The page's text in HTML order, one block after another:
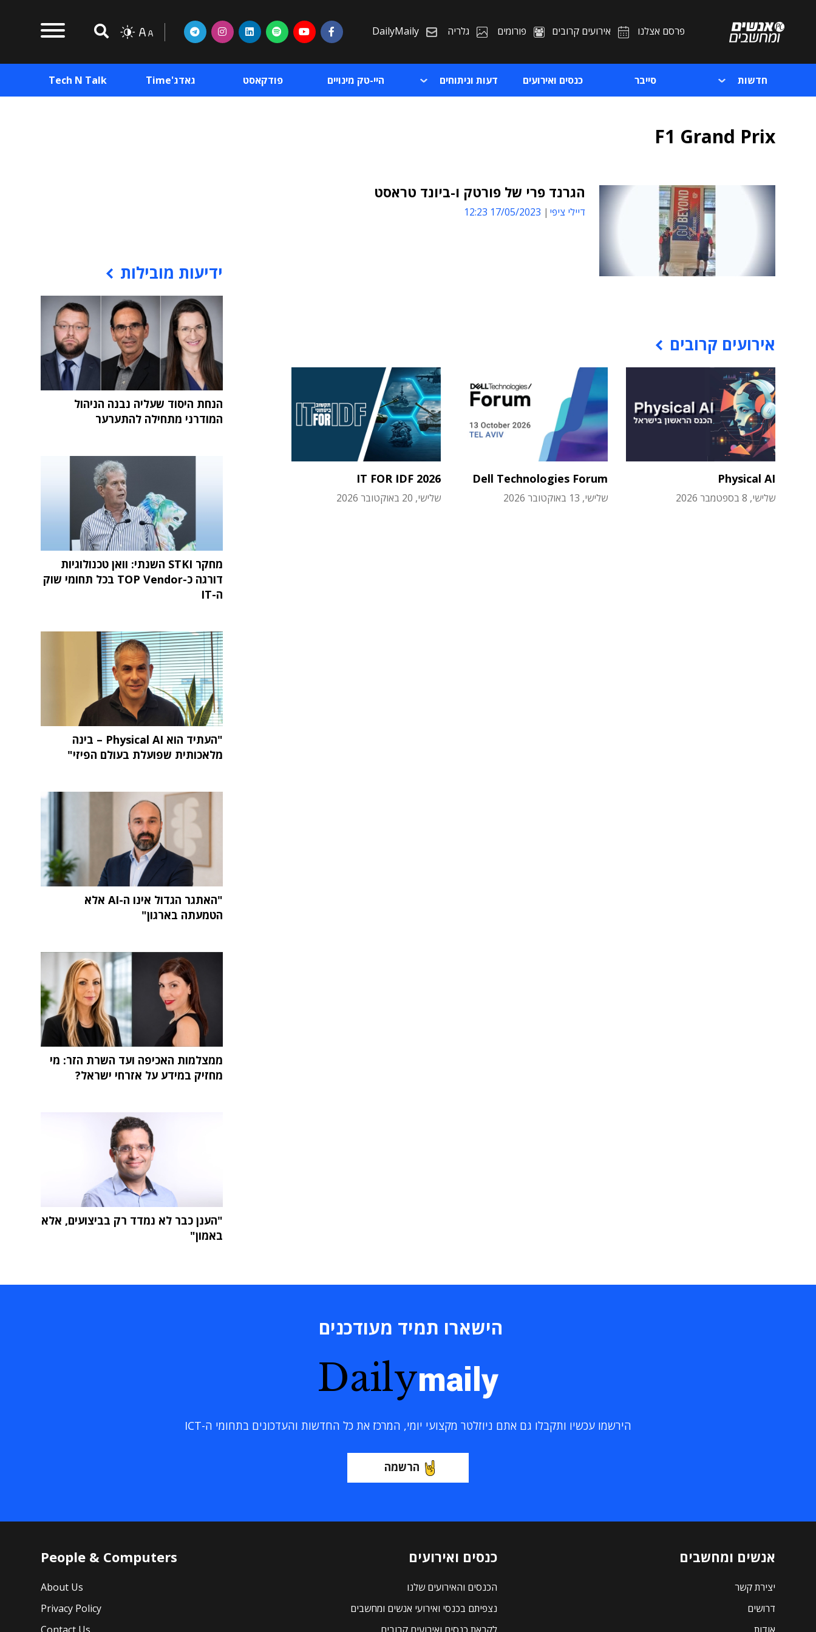
פרסם אצלנו אירועים קרובים פורומים גלריה DailyMaily
חדשות סייבר כנסים ואירועים דעות וניתוחים היי-טק מינויים פודקאסט גאדג'Time Tech N Talk
F1 Grand Prix
הגרנד פרי של פורטק ו-ביונד טראסט
דיילי ציפי 17/05/2023 12:23
אירועים קרובים
Physical AI
שלישי, 8 בספטמבר 2026
Dell Technologies Forum
שלישי, 13 באוקטובר 2026
IT FOR IDF 2026
שלישי, 20 באוקטובר 2026
ידיעות מובילות
הנחת היסוד שעליה נבנה הניהול
המודרני מתחילה להתערער
מחקר STKI השנתי: וואן טכנולוגיות
דורגה כ-TOP Vendor בכל תחומי שוק
ה-IT
"העתיד הוא Physical AI – בינה
מלאכותית שפועלת בעולם הפיזי"
"האתגר הגדול אינו ה-AI אלא
הטמעתה בארגון"
ממצלמות האכיפה ועד השרת הזר: מי
מחזיק במידע על אזרחי ישראל?
"הענן כבר לא נמדד רק בביצועים, אלא
באמון"
הישארו תמיד מעודכנים
Dailymaily
הירשמו עכשיו ותקבלו גם אתם ניוזלטר מקצועי יומי, המרכז את כל החדשות והעדכונים בתחומי ה-ICT
הרשמה
אנשים ומחשבים
יצירת קשר
דרושים
כנסים ואירועים
הכנסים והאירועים שלנו
נצפיתם בכנסי ואירועי אנשים ומחשבים
People & Computers
About Us
Privacy Policy